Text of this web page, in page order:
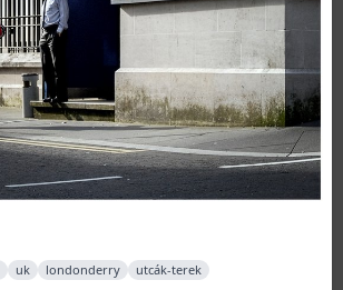
uk londonderry utcák-terek